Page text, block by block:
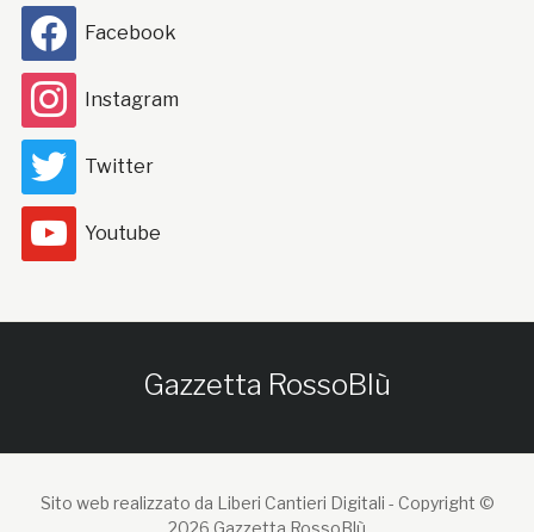
Facebook
Instagram
Twitter
Youtube
Gazzetta RossoBlù
Sito web realizzato da Liberi Cantieri Digitali - Copyright ©